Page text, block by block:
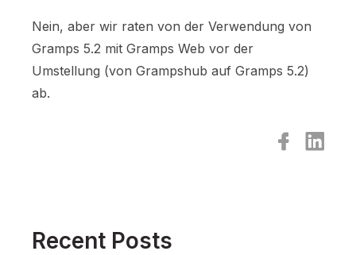
Nein, aber wir raten von der Verwendung von
Gramps 5.2 mit Gramps Web vor der
Umstellung (von Grampshub auf Gramps 5.2)
ab.
Recent Posts